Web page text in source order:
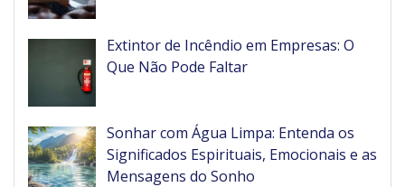
Extintor de Incêndio em Empresas: O
Que Não Pode Faltar
Sonhar com Água Limpa: Entenda os
Significados Espirituais, Emocionais e as
Mensagens do Sonho